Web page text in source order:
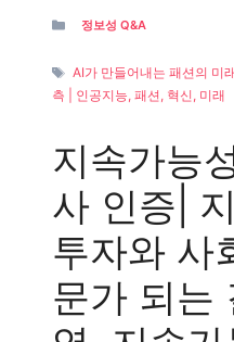
Categories
정보성 Q&A
Tags
AI가 만들어내는 패션의 미
측 | 인공지능, 패션, 혁신, 미래
지속가능
사 인증|
투자와 사
문가 되는